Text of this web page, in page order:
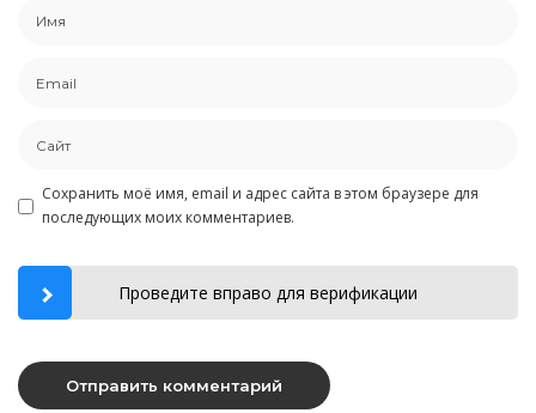
Сохранить моё имя, email и адрес сайта в этом браузере для
последующих моих комментариев.
Проведите вправо для верификации